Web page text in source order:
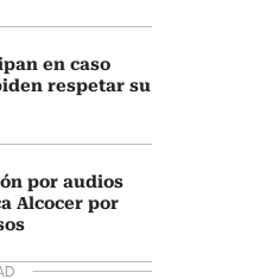
en caso
respetar su
por audios
Alcocer por